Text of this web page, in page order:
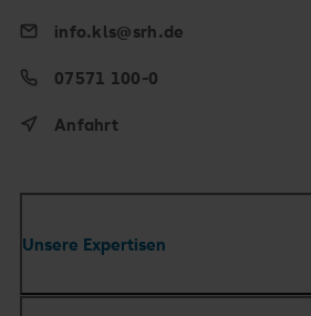
Unsere Expertisen
info.kls@srh.de
07571 100-0
Anfahrt